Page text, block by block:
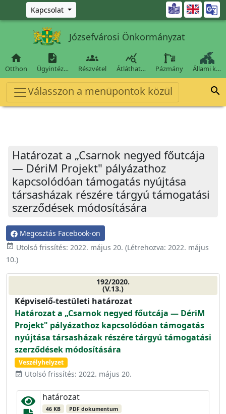
Ugrás a fő tartalomra
Kapcsolat 
Józsefvárosi Önkormányzat

Otthon

Ügyintéz…

Részvétel

Átláthat… Pázmány Állami k…
Válasszon a menüpontok közül 
Határozat a „Csarnok negyed főutcája
— DériM Projekt" pályázathoz
kapcsolódóan támogatás nyújtása
társasházak részére tárgyú támogatási
szerződések módosítására
Megosztás Facebook-on
event_available Utolsó frissítés: 2022. május 20. (Létrehozva: 2022. május
10.)
192/2020.
(V.13.)
Képviselő-testületi határozat
Határozat a „Csarnok negyed főutcája — DériM
Projekt" pályázathoz kapcsolódóan támogatás
nyújtása társasházak részére tárgyú támogatási
szerződések módosítására
Veszélyhelyzet
event_available Utolsó frissítés: 2022. május 20.
határozat
46 KB PDF dokumentum